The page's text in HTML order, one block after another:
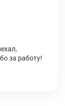
за работу!